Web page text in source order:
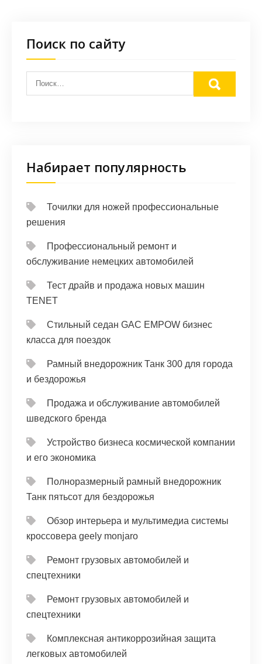
Поиск по сайту
Набирает популярность
Точилки для ножей профессиональные
решения
Профессиональный ремонт и
обслуживание немецких автомобилей
Тест драйв и продажа новых машин
TENET
Стильный седан GAC EMPOW бизнес
класса для поездок
Рамный внедорожник Танк 300 для города
и бездорожья
Продажа и обслуживание автомобилей
шведского бренда
Устройство бизнеса космической компании
и его экономика
Полноразмерный рамный внедорожник
Танк пятьсот для бездорожья
Обзор интерьера и мультимедиа системы
кроссовера geely monjaro
Ремонт грузовых автомобилей и
спецтехники
Ремонт грузовых автомобилей и
спецтехники
Комплексная антикоррозийная защита
легковых автомобилей